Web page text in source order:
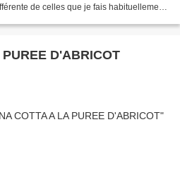
de celles que je fais habituellement.
D'ABRICOT